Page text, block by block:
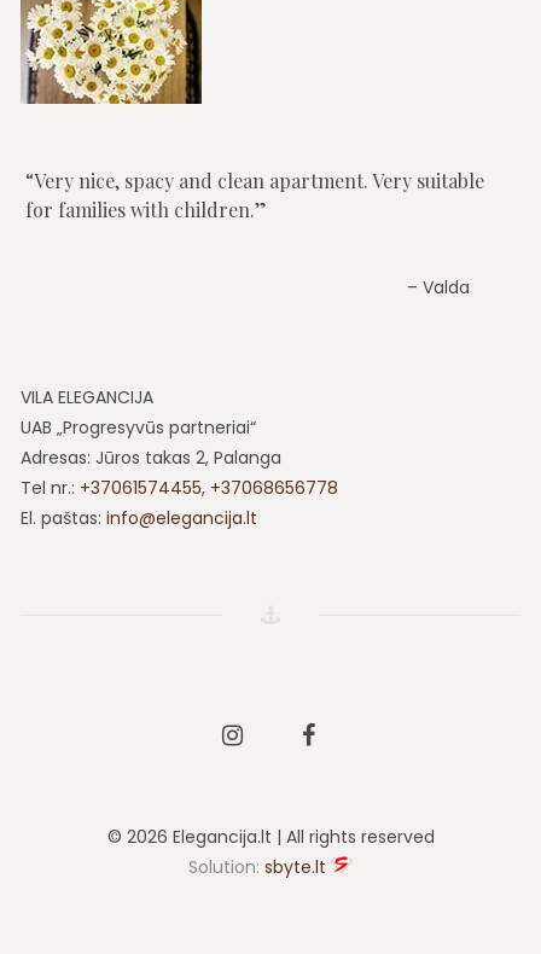
Very nice, spacy and clean apartment. Very suitable
for families with children.
Valda
VILA ELEGANCIJA
UAB „Progresyvūs partneriai“
Adresas: Jūros takas 2, Palanga
Tel nr.: +37061574455, +37068656778
El. paštas: info@elegancija.lt
Instagram
© 2026 Elegancija.lt | All rights reserved
Solution: sbyte.lt